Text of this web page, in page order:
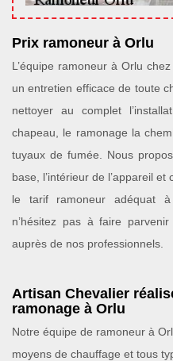
Prix ramoneur à Orlu
L’équipe ramoneur à Orlu
un entretien efficace de toute
nettoyer au complet
chapeau, le ramonage la
tuyaux de fumée. Nous
base, l’intérieur de l’appareil
le tarif ramoneur adéquat à
n’hésitez pas à faire
auprès de nos professionnels.
Artisan Chevalier
ramonage à Orlu
Notre équipe de ramoneur à
moyens de chauffage et tous